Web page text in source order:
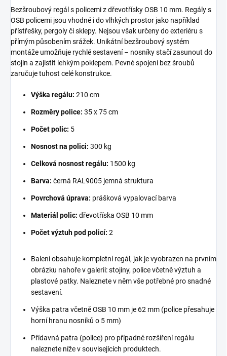
Bezšroubový regál s policemi z dřevotřísky OSB 10 mm. Regály s
OSB policemi jsou vhodné i do vlhkých prostor jako například
přístřešky, pergoly či sklepy. Nejsou však určeny do exteriéru s
přímým působením srážek. Unikátní bezšroubový systém
montáže umožňuje rychlé sestavení – nosníky stačí zasunout do
stojin a zajistit lehkým poklepem. Pevné spojení bez šroubů
zaručuje tuhost celé konstrukce.
Výška regálu: 210 cm
Rozměry police: 35 x 75 cm
Počet polic: 5
Nosnost na polici: 300 kg
Celková nosnost regálu: 1500 kg
Barva: černá RAL9005 jemná struktura
Povrchová úprava: prášková vypalovací barva
Materiál polic: dřevotříska OSB 10 mm
Počet výztuh pod policí: 2
Balení obsahuje kompletní regál, jak je vyobrazen na prvním
obrázku nahoře v galerii: stojiny, police včetně výztuh a
plastové patky. Naleznete v něm vše potřebné pro snadné
sestavení.
Výška patra včetně OSB 10 mm je 62 mm (police přesahuje
horní hranu nosníků o 5 mm)
Přídavná patra (police) pro případné rozšíření regálu
naleznete níže v souvisejících produktech.